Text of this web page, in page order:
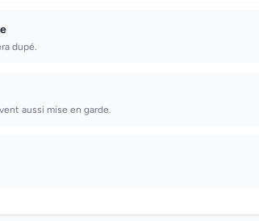
dupé.
aussi mise en garde.